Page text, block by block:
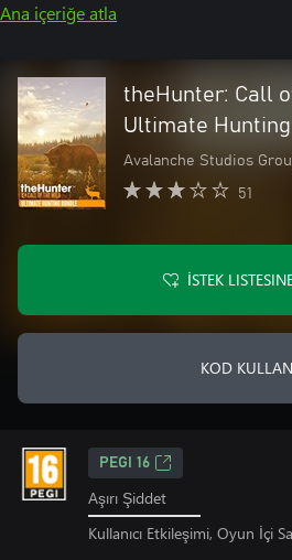
Ana içeriğe atla
theHunter: Call
Ultimate
Avalanche Studios
51
İSTEK
KOD KULLAN
PEGI 16
Aşırı Şiddet
Kullanıcı Etkileşimi, Oyun İçi